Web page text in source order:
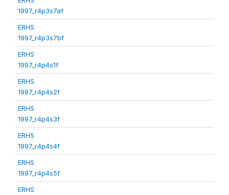
1997_r4p3s7af
ERHS
1997_r4p3s7bf
ERHS
1997_r4p4s1f
ERHS
1997_r4p4s2f
ERHS
1997_r4p4s3f
ERHS
1997_r4p4s4f
ERHS
1997_r4p4s5f
ERHS